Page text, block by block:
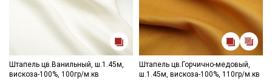
Штапель цв.Ванильный, ш.1.45м,
вискоза-100%, 100гр/м.кв
Штапель цв.Горчично-медовый,
ш.1.45м, вискоза-100%, 110гр/м.кв